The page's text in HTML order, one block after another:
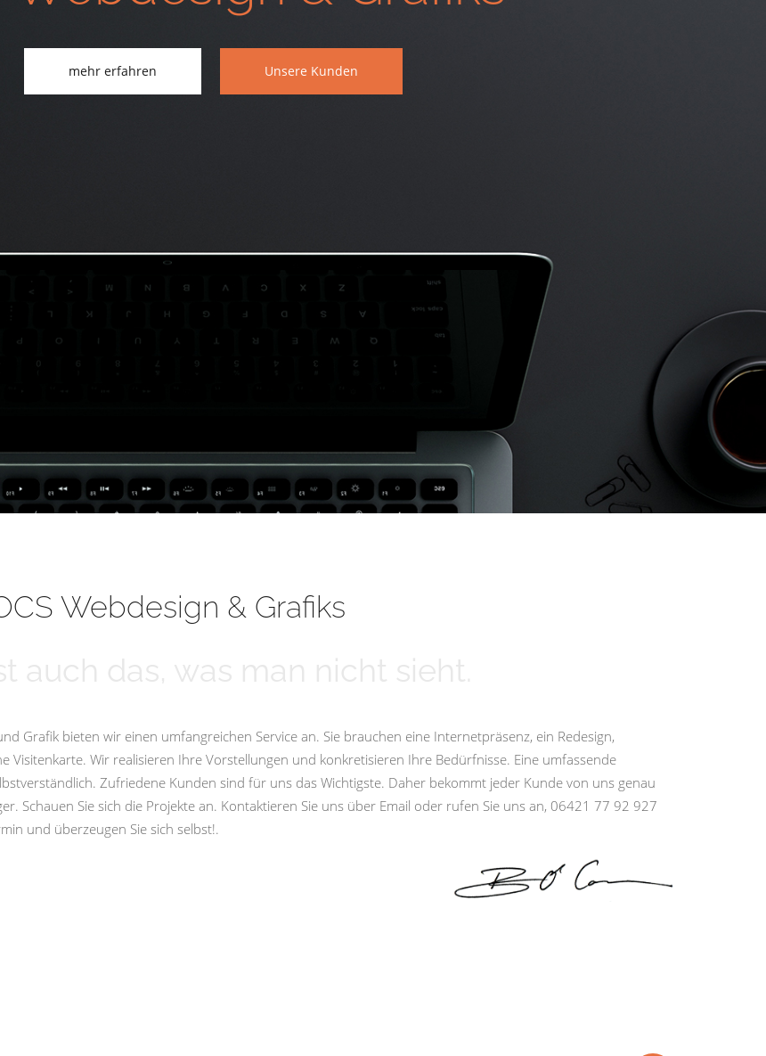
mehr erfahren Unsere Kunden
Webdesign & Grafiks
Grafik bieten wir einen umfangreichen Service an. Sie brauchen eine Internetpräsenz, ein Redesign,
Visitenkarte. Wir realisieren Ihre Vorstellungen und konkretisieren Ihre Bedürfnisse. Eine umfassende
Zufriedene Kunden sind für uns das Wichtigste. Daher bekommt jeder Kunde von uns genau
Schauen Sie sich die Projekte an. Kontaktieren Sie uns über Email oder rufen Sie uns an, 06421 77 92 927
und überzeugen Sie sich selbst!.